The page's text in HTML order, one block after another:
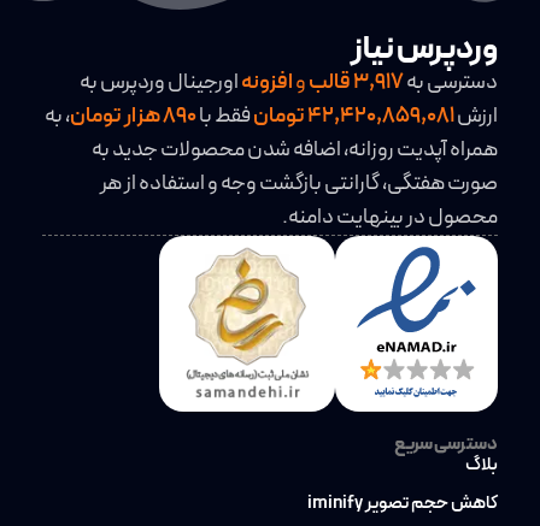
وردپرس نیاز
دسترسی به3,917قالبوافزونهاورجینال وردپرس به
ارزش42,420,859,081 تومان فقط با
، به
همراه آپدیت روزانه، اضافه شدن محصولات جدید به
صورت هفتگی، گارانتی بازگشت وجه و استفاده از هر
محصول در بینهایت دامنه.
دسترسی سریع
بلاگ
کاهش حجم تصویر iminify